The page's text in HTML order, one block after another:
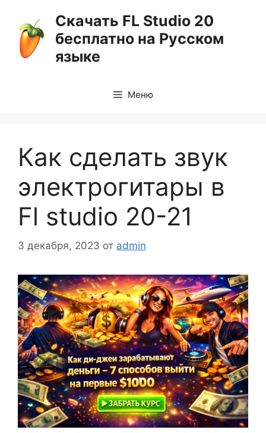
содержимому
Скачать FL Studio 20
бесплатно на Русском
языке
Меню
Как сделать звук
электрогитары в
Fl studio 20-21
3 декабря, 2023 от admin